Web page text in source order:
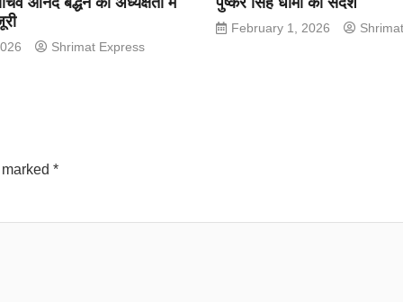
Shrimat Express
February 1, 2026
*